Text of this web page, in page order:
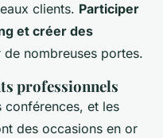
clients. Participer
et créer des
nombreuses portes.
professionnels
conférences, et les
des occasions en or